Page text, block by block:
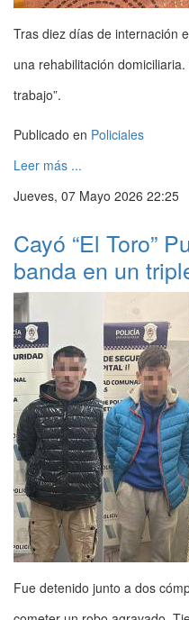
Tras diez días de internación
una rehabilitación
trabajo”.
Publicado en Policiales
Leer más ...
Jueves, 07 Mayo 2026 22:25
Cayó “El Toro”
banda en un
Fue detenido junto a dos